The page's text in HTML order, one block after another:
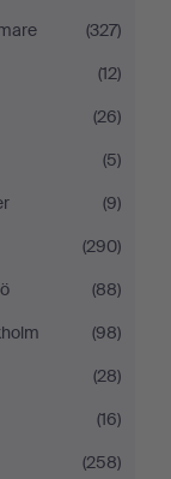
(327)
(12)
(26)
(5)
(9)
(290)
(88)
(98)
(28)
(16)
(258)